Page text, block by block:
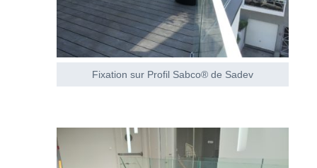
Fixation sur Profil Sabco® de Sadev